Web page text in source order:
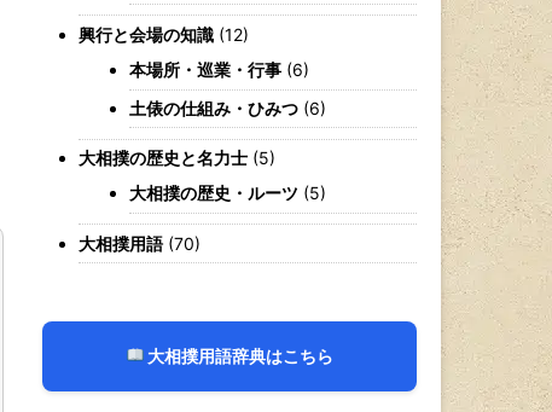
興行と会場の知識 (12)
本場所・巡業・行事 (6)
土俵の仕組み・ひみつ (6)
大相撲の歴史と名力士 (5)
大相撲の歴史・ルーツ (5)
大相撲用語 (70)
大相撲用語辞典はこちら